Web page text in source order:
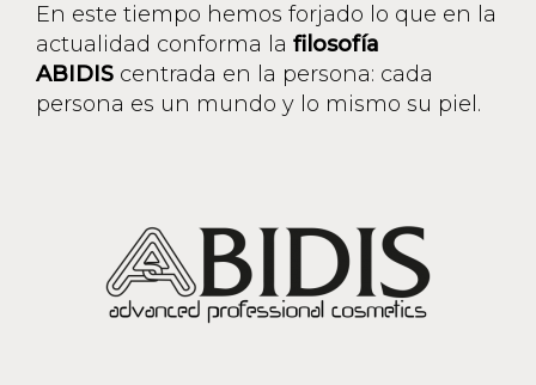
En este tiempo hemos forjado lo que en la
actualidad conforma la filosofía
ABIDIS centrada en la persona: cada
persona es un mundo y lo mismo su piel.